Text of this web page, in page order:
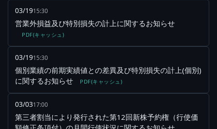
03/1915:30
営業外損益及び特別損失の計上に関するお知らせ
PDF(キャッシュ)
03/1915:30
個別業績の前期実績値との差異及び特別損失の計上(個別)
に関するお知らせ
PDF(キャッシュ)
03/0317:00
第三者割当により発行された第12回新株予約権（行使価